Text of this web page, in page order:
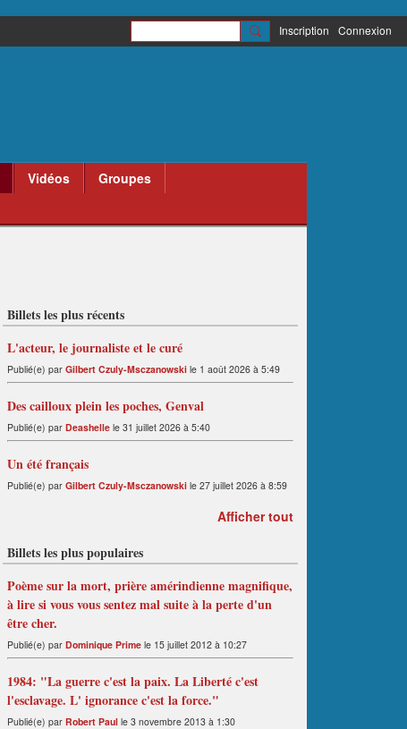
Inscription Connexion
Vidéos
Groupes
Billets les plus récents
L'acteur, le journaliste et le curé
Publié(e) par Gilbert Czuly-Msczanowski le 1 août 2026 à 5:49
Des cailloux plein les poches, Genval
Publié(e) par Deashelle le 31 juillet 2026 à 5:40
Un été français
Publié(e) par Gilbert Czuly-Msczanowski le 27 juillet 2026 à 8:59
Afficher tout
Billets les plus populaires
Poème sur la mort, prière amérindienne magnifique,
à lire si vous vous sentez mal suite à la perte d'un
être cher.
Publié(e) par Dominique Prime le 15 juillet 2012 à 10:27
1984: "La guerre c'est la paix. La Liberté c'est
l'esclavage. L' ignorance c'est la force."
Publié(e) par Robert Paul le 3 novembre 2013 à 1:30